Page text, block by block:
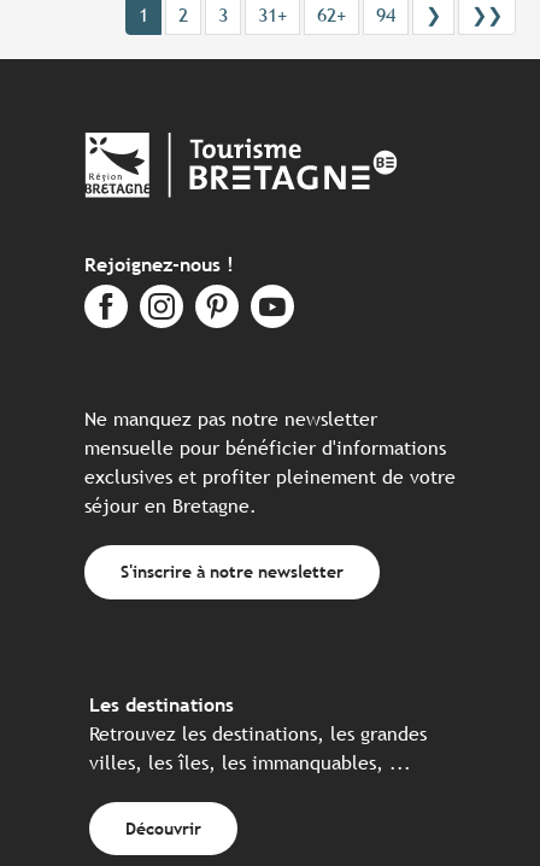
1 2 3 31+ 62+ 94 ❯ ❯❯
Rejoignez-nous !
Ne manquez pas notre newsletter
mensuelle pour bénéficier d'informations
exclusives et profiter pleinement de votre
séjour en Bretagne.
S'inscrire à notre newsletter
Les destinations
Retrouvez les destinations, les grandes
villes, les îles, les immanquables, ...
Découvrir